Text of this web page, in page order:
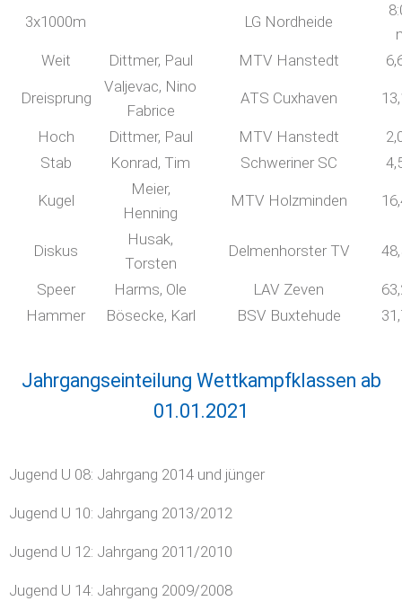
3x1000m LG Nordheide
Weit
Dittmer, Paul MTV Hanstedt
Dreisprung
Valjevac, Nino
Fabrice
ATS Cuxhaven
Hoch Dittmer, Paul MTV Hanstedt
Stab
Konrad, Tim Schweriner SC
Kugel
Meier,
Henning
MTV Holzminden
Diskus
Husak,
Torsten
Delmenhorster TV
Speer Harms, Ole LAV Zeven
Hammer
Bösecke, Karl BSV Buxtehude
Jahrgangseinteilung Wettkampfklassen ab
01.01.2021
Jugend U 08: Jahrgang 2014 und jünger
Jugend U 10: Jahrgang 2013/2012
Jugend U 12: Jahrgang 2011/2010
Jugend U 14: Jahrgang 2009/2008